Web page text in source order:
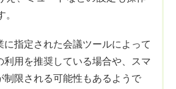
に指定された会議ツールによって
利用を推奨している場合や、スマ
制限される可能性もあるようで